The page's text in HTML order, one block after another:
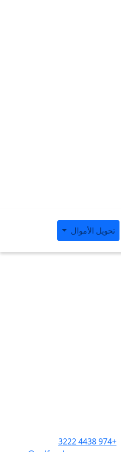
تحويل الأموال
+974 4438 3222